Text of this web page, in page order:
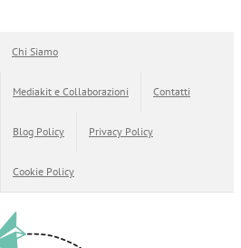
Chi Siamo
Mediakit e Collaborazioni Contatti
Blog Policy Privacy Policy
Cookie Policy